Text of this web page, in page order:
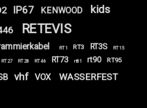
IP67 KENWOOD kids
RETEVIS
RT1 RT3 RT3S RT15
RT27 RT28 RT46 RT73 rt81 rt90 RT95
vhf VOX
WASSERFEST